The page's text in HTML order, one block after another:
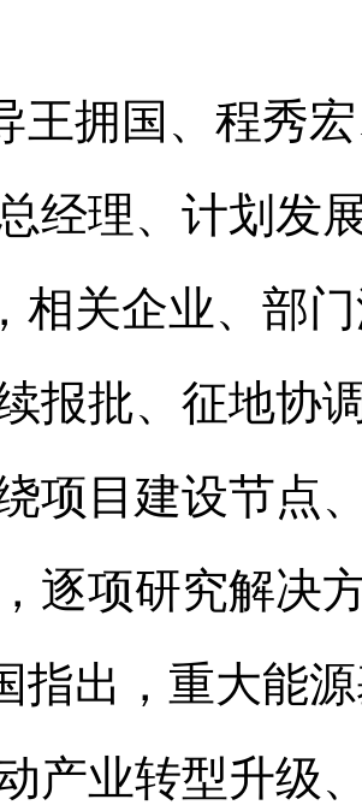
王拥国、程秀
经理、计划发
相关企业、部
报批、征地协
项目建设节点
逐项研究解决
指出，重大能
产业转型升级